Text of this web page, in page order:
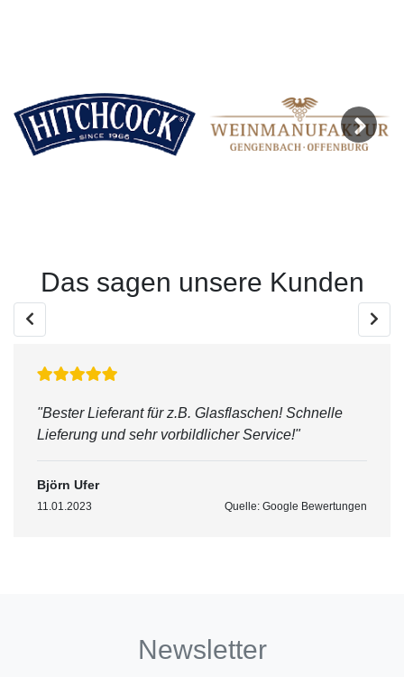
Das sagen unsere Kunden
"Bester Lieferant für z.B. Glasflaschen! Schnelle
Lieferung und sehr vorbildlicher Service!"
Björn Ufer
11.01.2023 Quelle: Google Bewertungen
Newsletter